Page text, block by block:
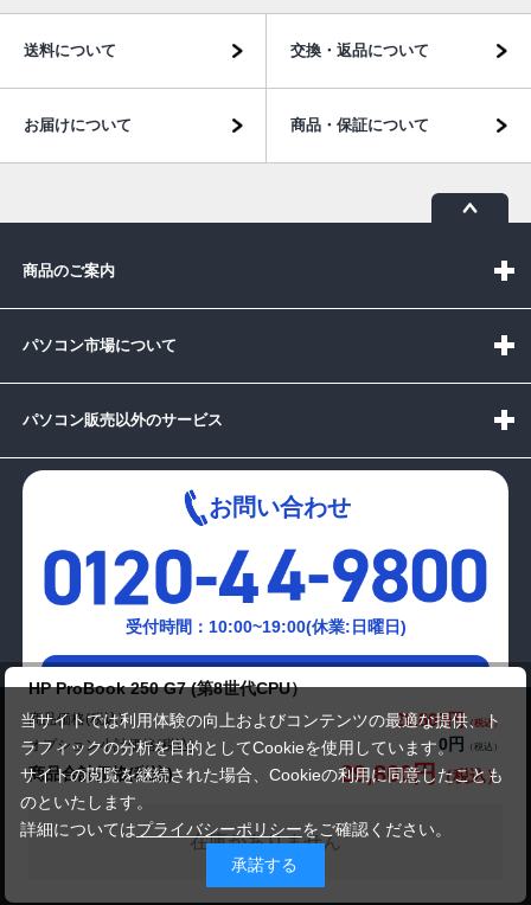
HP ProBook 250 G7 (第8世代CPU）
商品価格(税込) 29,800円
オプション小計価格(税込)
0円
商品合計価格(税込)
29,800円
在庫がありません
送料について 交換・返品について
お届けについて 商品・保証について
商品のご案内
パソコン市場について
パソコン販売以外のサービス
お問い合わせ
受付時間：10:00~19:00(休業:日曜日)
メールでの
お問い合わせはこちら
Copyright(c)2024 mediator Co., Ltd. ALL Rights Reserved
当サイトでは利用体験の向上およびコンテンツの最適な提供、ト
ラフィックの分析を目的としてCookieを使用しています。
サイトの閲覧を継続された場合、Cookieの利用に同意したことも
のといたします。
詳細についてはプライバシーポリシーをご確認ください。
承諾する